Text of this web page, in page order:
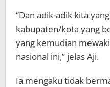
“Dan adik-adik kita
kabupaten/kota yang
yang kemudian
nasional ini,” jelas Aji.
Ia mengaku tidak